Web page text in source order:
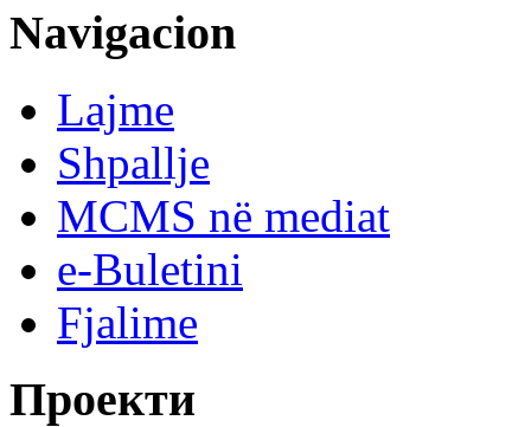
Navigacion
Lajme
Shpallje
MCMS në mediat
e-Buletini
Fjalime
Проекти